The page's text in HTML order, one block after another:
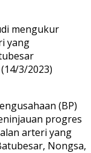
mengukur
yang
3/2023)
(BP)
progres
arteri yang
Nongsa,